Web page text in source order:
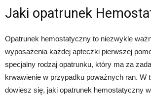
Jaki opatrunek
Opatrunek hemostatyczny to niezwykle
wyposażenia każdej apteczki pierwszej
specjalny rodzaj opatrunku, który ma za
krwawienie w przypadku poważnych ran. W
dowiesz się, jaki opatrunek hemostatyczny